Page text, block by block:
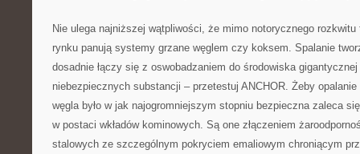
Nie ulega najniższej wątpliwości, że mimo notorycznego
rynku panują systemy grzane węglem czy koksem. Spalanie
dosadnie łączy się z oswobadzaniem do środowiska
niebezpiecznych substancji – przetestuj ANCHOR. Żeby
węgla było w jak najogromniejszym stopniu bezpieczna zaleca
w postaci wkładów kominowych. Są one złączeniem
stalowych ze szczególnym pokryciem emaliowym chroniącym